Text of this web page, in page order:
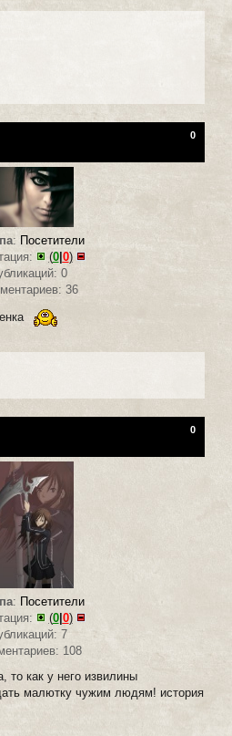
0
: Посетители
(0| 0)
0
36
0
: Посетители
(0| 0)
7
108
то как у него извилины
малютку чужим людям! история